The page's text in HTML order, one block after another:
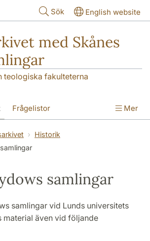
Sök English website
med Skånes
teologiska fakulteterna
Frågelistor
Skånes musiksamlingar
Mer
Historik
samlingar
samlingar vid Lunds universitets
även vid följande